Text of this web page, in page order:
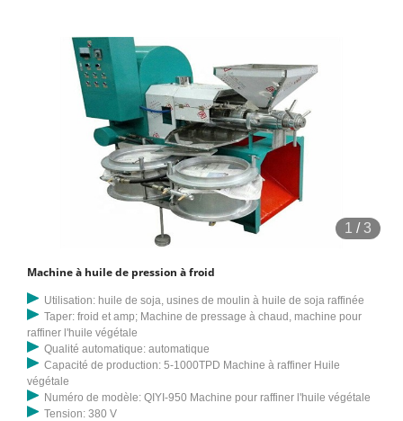
1 /3
Machine à huile de pression à froid
Utilisation: huile de soja, usines de moulin à huile de soja raffinée
Taper: froid et amp; Machine de pressage à chaud, machine pour
raffiner l'huile végétale
Qualité automatique: automatique
Capacité de production: 5-1000TPD Machine à raffiner Huile
végétale
Numéro de modèle: QIYI-950 Machine pour raffiner l'huile végétale
Tension: 380 V